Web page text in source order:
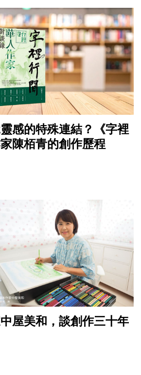
感的特殊連結？《字裡
陳栢青的創作歷程
屋美和，談創作三十年